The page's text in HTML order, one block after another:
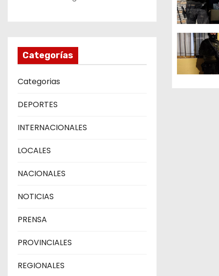
Categorías
Categorias
DEPORTES
INTERNACIONALES
LOCALES
NACIONALES
NOTICIAS
PRENSA
PROVINCIALES
REGIONALES
n
d
e
e